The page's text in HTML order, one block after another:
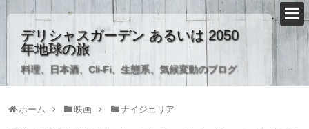
デリシャスガーデン あるいは 2050
年地球の旅
料理、日本酒、Cli-Fi、生態系、気候変動のブログ
ホーム 映画 ナイジェリア